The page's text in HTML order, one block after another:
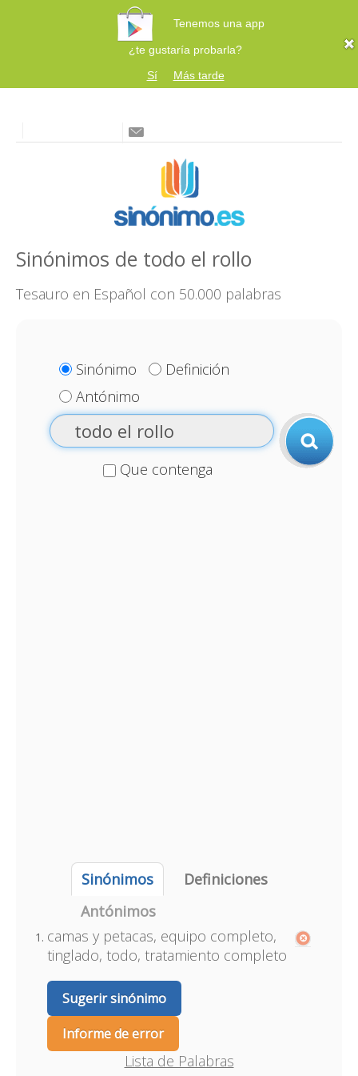
Tenemos una app
¿te gustaría probarla?
Sí
Más tarde
Sinónimos de todo el rollo
Tesauro en Español con 50.000 palabras
Sinónimo
Definición
Antónimo
Que contenga
Sinónimos
Definiciones
Antónimos
camas y petacas, equipo completo,
tinglado, todo, tratamiento completo
Sugerir sinónimo
Informe de error
Lista de Palabras